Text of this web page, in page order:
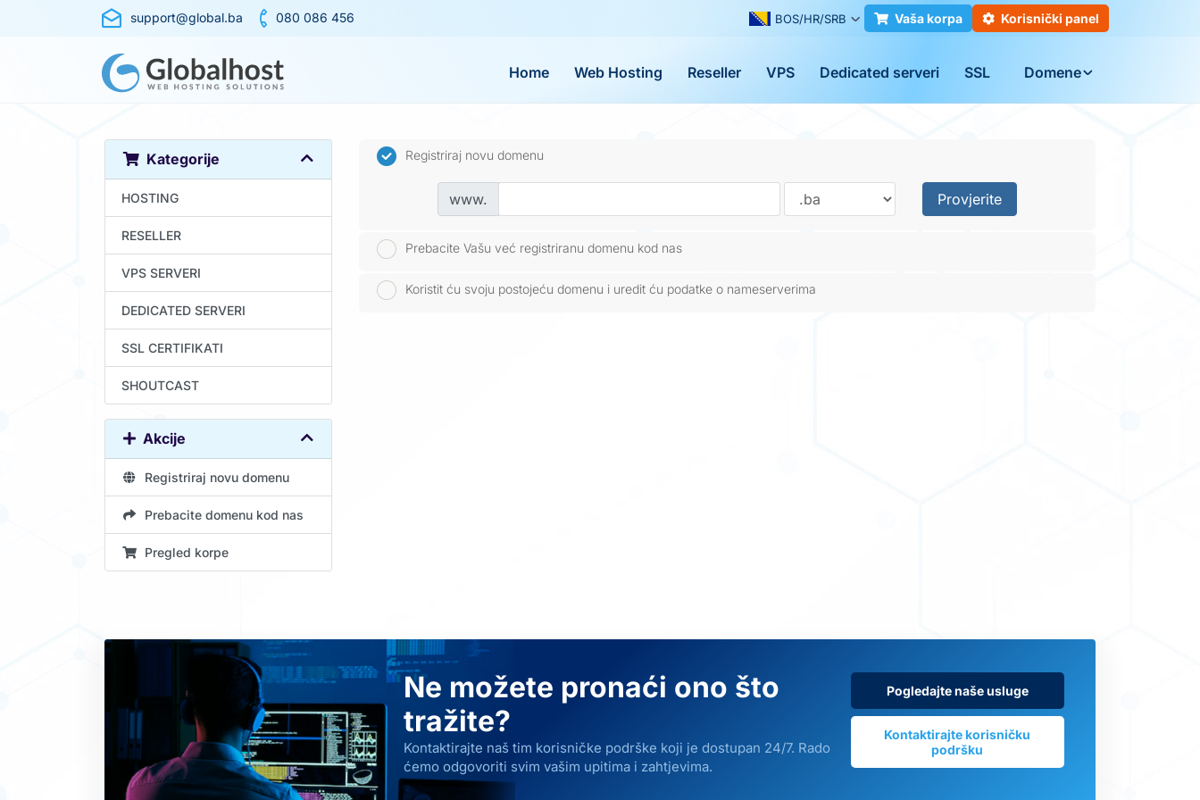
support@global.ba 080 086 456 BOS/HR/SRB Vaša korpa Korisnički panel
Home Web Hosting Reseller VPS Dedicated serveri SSL Domene
Kategorije
HOSTING
RESELLER
VPS SERVERI
DEDICATED SERVERI
SSL CERTIFIKATI
SHOUTCAST
Akcije
Registriraj novu domenu
Prebacite domenu kod nas
Pregled korpe
Registriraj novu domenu
www. Provjerite
Prebacite Vašu već registriranu domenu kod nas
Koristit ću svoju postojeću domenu i uredit ću podatke o nameserverima
Ne možete pronaći ono što
tražite?
Kontaktirajte naš tim korisničke podrške koji je dostupan 24/7. Rado
ćemo odgovoriti svim vašim upitima i zahtjevima.
Pogledajte naše usluge
Kontaktirajte korisničku
podršku